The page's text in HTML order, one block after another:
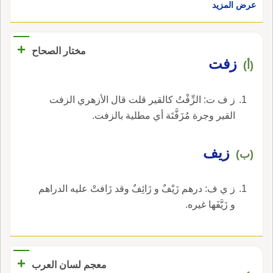
عرض المزيد
مختار الصحاح +
(أ) زفت
ز ف ت: الزِّفْتُ كالقير قلت قال الأزهري الزفت
القير وجرة مُزَفَّتَة أي مطلية بالزفت.
(ب) زيف
ز ي ف: درهم زَيْفٌ و زَائِفٌ وقد زَافتْ عليه الدراهم
و زَيَّفَها غيره.
معجم لسان العرب +